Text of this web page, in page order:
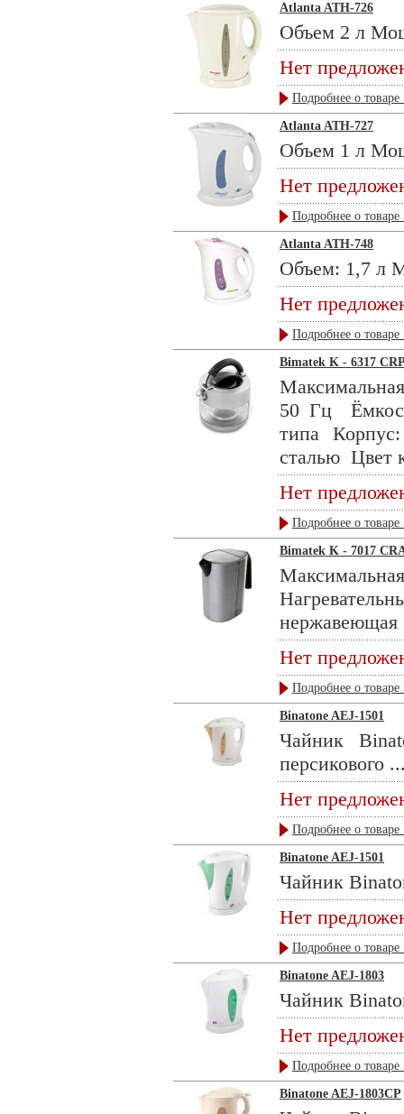
Atlanta ATH-726
Объем 2 л
Нет
Подробнее о товаре
Atlanta ATH-727
Объем 1 л
Нет
Подробнее о товаре
Atlanta ATH-748
Объем: 1,7 л
Нет
Подробнее о товаре
Bimatek K - 6317
50 Гц
типа
сталью Цвет
Нет
Подробнее о товаре
Bimatek K - 7017
нержавеющая
Нет
Подробнее о товаре
Binatone AEJ-1501
Чайник
персикового
Нет
Подробнее о товаре
Binatone AEJ-1501
Чайник
Нет
Подробнее о товаре
Binatone AEJ-1803
Чайник
Нет
Подробнее о товаре
Binatone AEJ-1803CP